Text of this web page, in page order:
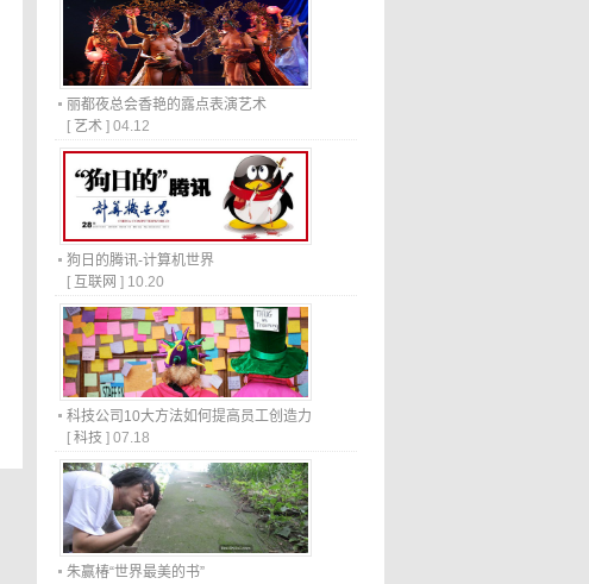
丽都夜总会香艳的露点表演艺术
[ 艺术 ] 04.12
狗日的腾讯-计算机世界
[ 互联网 ] 10.20
科技公司10大方法如何提高员工创造力
[ 科技 ] 07.18
朱赢椿“世界最美的书”